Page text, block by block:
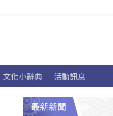
文化小辭典 活動訊息
最新新聞